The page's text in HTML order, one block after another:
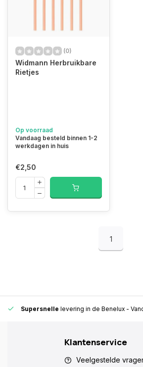
(0)
Widmann Herbruikbare
Rietjes
Op voorraad
Vandaag besteld binnen 1-2
werkdagen in huis
€2,50
1
Supersnelle levering in de Benelux -
Klantenservice
Veelgestelde